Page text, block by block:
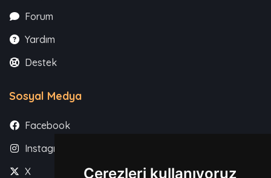
Çerezleri kullanıyoruz
Forum
Yardım
Destek
Sosyal Medya
Facebook
Instagram
X